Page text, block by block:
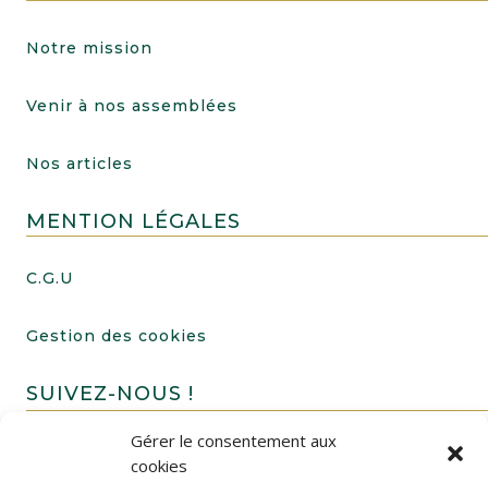
Gérer le consentement aux
cookies
Notre mission
Venir à nos assemblées
Nos articles
MENTION LÉGALES
C.G.U
Gestion des cookies
SUIVEZ-NOUS !